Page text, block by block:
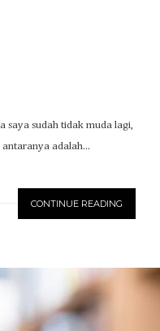
saya sudah tidak muda lagi,
adalah...
CONTINUE READING